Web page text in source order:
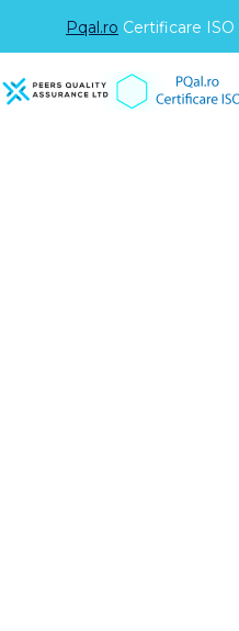
Pqal.ro Certificare ISO